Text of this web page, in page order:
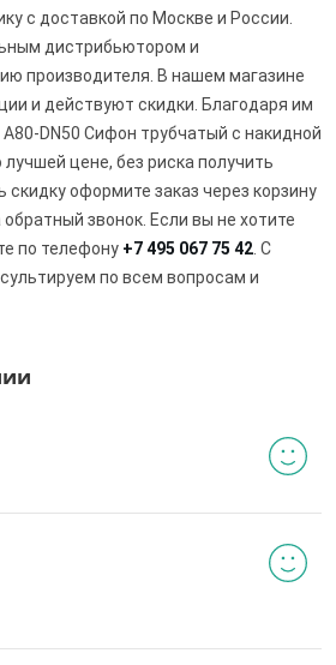
с доставкой по Москве и России.
дистрибьютором и
производителя. В нашем магазине
и действуют скидки. Благодаря им
DN50 Сифон трубчатый с накидной
цене, без риска получить
скидку оформите заказ через корзину
звонок. Если вы не хотите
по телефону +7 495 067 75 42 . С
по всем вопросам и